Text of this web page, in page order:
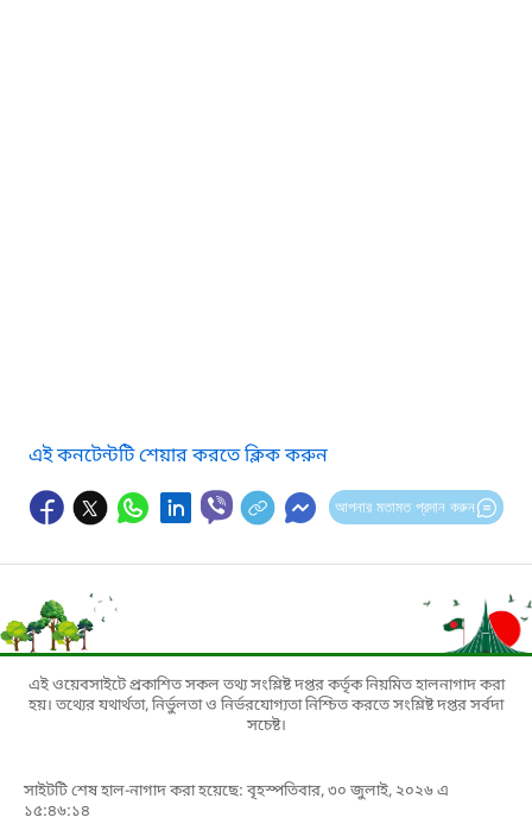
এই কনটেন্টটি শেয়ার করতে ক্লিক করুন
আপনার মতামত প্রদান করুন
এই ওয়েবসাইটে প্রকাশিত সকল তথ্য সংশ্লিষ্ট দপ্তর কর্তৃক নিয়মিত হালনাগাদ করা
হয়। তথ্যের যথার্থতা, নির্ভুলতা ও নির্ভরযোগ্যতা নিশ্চিত করতে সংশ্লিষ্ট দপ্তর সর্বদা
সচেষ্ট।
সাইটটি শেষ হাল-নাগাদ করা হয়েছে: বৃহস্পতিবার, ৩০ জুলাই, ২০২৬ এ
১৫:৪৬:১৪